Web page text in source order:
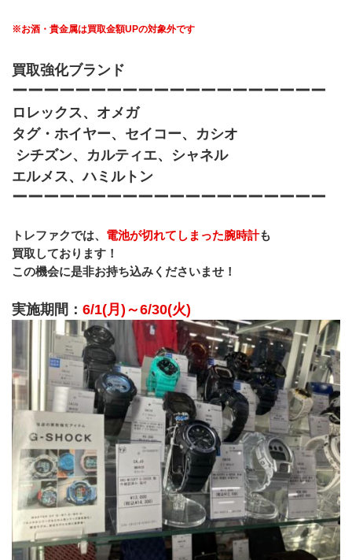
※お酒・貴金属は買取金額UPの対象外です
買取強化ブランド
ーーーーーーーーーーーーーーーーーーーー
ロレックス、オメガ
タグ・ホイヤー、セイコー、カシオ
シチズン、カルティエ、シャネル
エルメス、ハミルトン
ーーーーーーーーーーーーーーーーーーーー
トレファクでは、 電池が切れてしまった腕時計も
買取しております！
この機会に是非お持ち込みくださいませ！
実施期間： 6/1(月)～6/30(火)